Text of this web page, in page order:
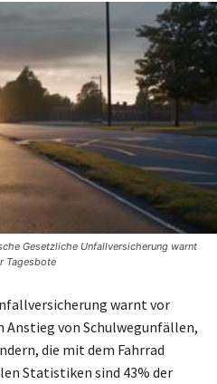
Gesetzliche Unfallversicherung warnt
Tagesbote
warnt vor
Anstieg von Schulwegunfällen,
die mit dem Fahrrad
Statistiken sind 43% der